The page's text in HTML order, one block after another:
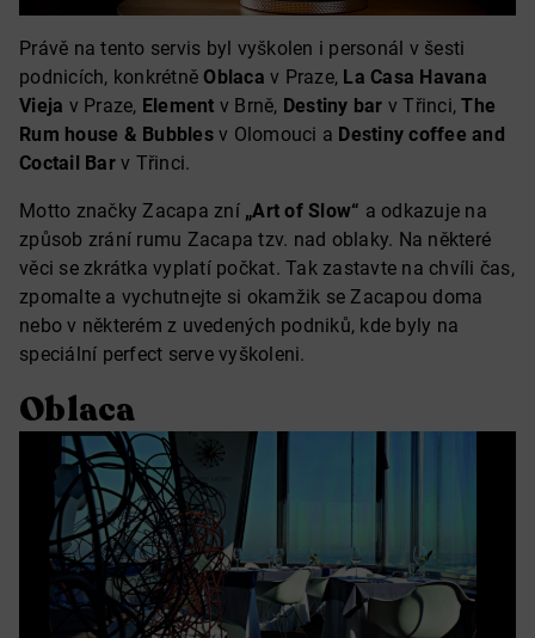
Právě na tento servis byl vyškolen i personál v šesti
podnicích, konkrétně Oblaca v Praze, La Casa Havana
Vieja v Praze, Element v Brně, Destiny bar v Třinci,The
Rum house & Bubblesv Olomouci a Destiny coffee and
Coctail Barv Třinci.
Motto značky Zacapa zní„Art of Slow“ a odkazuje na
způsob zrání rumu Zacapa tzv. nad oblaky. Na některé
věci se zkrátka vyplatí počkat. Tak zastavte na chvíli čas,
zpomalte a vychutnejte si okamžik se Zacapou doma
nebo v některém z uvedených podniků, kde byly na
speciální perfect serve vyškoleni.
Oblaca